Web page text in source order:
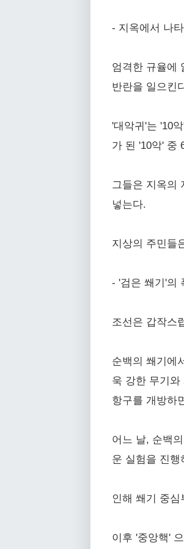
- 지옥에서 나
엄격한 규율에
반란을 일으킨
'대악귀'는 '10
가 된 '10악' 중
그들은 지옥의
넣는다.
지상의 주민들
- '검은 쐐기'의
조선은 갑작스
순백의 쐐기에
욱 강한 무기
항구를 개방하
어느 날, 순백
운 실험을 진
인해 쐐기 중
이후 '중앙핵'